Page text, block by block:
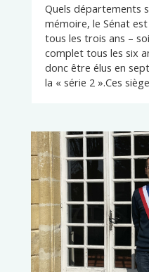
Quels départements
mémoire, le Sénat
tous les trois ans –
complet tous les six
donc être élus en
la « série 2 ».Ces